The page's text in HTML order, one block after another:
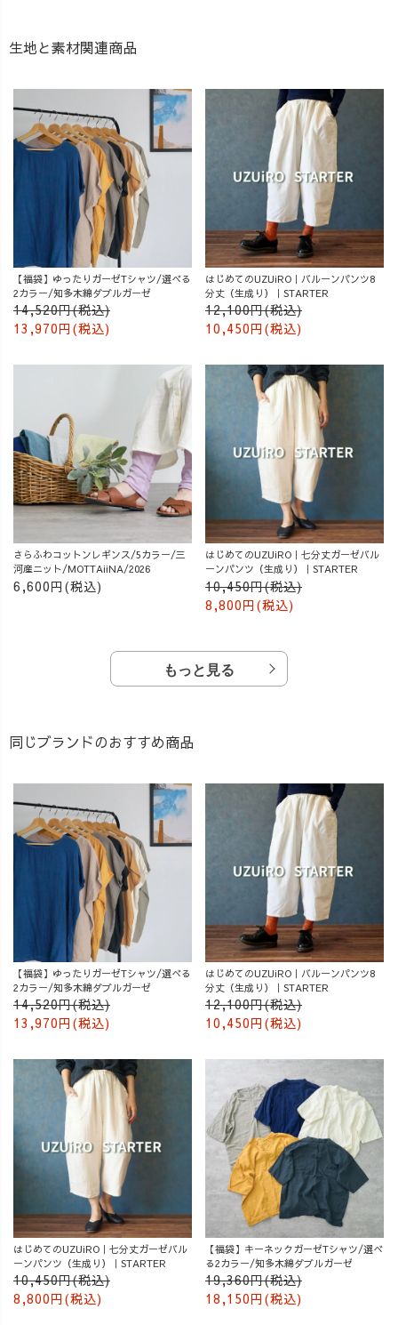
生地と素材関連商品
【福袋】ゆったりガーゼTシャツ/選べる
2カラー/知多木綿ダブルガーゼ
14,520円(税込)
13,970円(税込)
はじめてのUZUiRO｜バルーンパンツ8
分丈（生成り）｜STARTER
12,100円(税込)
10,450円(税込)
さらふわコットンレギンス/5カラー/三
河産ニット/MOTTAiiNA/2026
6,600円(税込)
はじめてのUZUiRO｜七分丈ガーゼバル
ーンパンツ（生成り）｜STARTER
10,450円(税込)
8,800円(税込)
もっと見る
同じブランドのおすすめ商品
【福袋】ゆったりガーゼTシャツ/選べる
2カラー/知多木綿ダブルガーゼ
14,520円(税込)
13,970円(税込)
はじめてのUZUiRO｜バルーンパンツ8
分丈（生成り）｜STARTER
12,100円(税込)
10,450円(税込)
はじめてのUZUiRO｜七分丈ガーゼバル
ーンパンツ（生成り）｜STARTER
10,450円(税込)
8,800円(税込)
【福袋】キーネックガーゼTシャツ/選べ
る2カラー/知多木綿ダブルガーゼ
19,360円(税込)
18,150円(税込)